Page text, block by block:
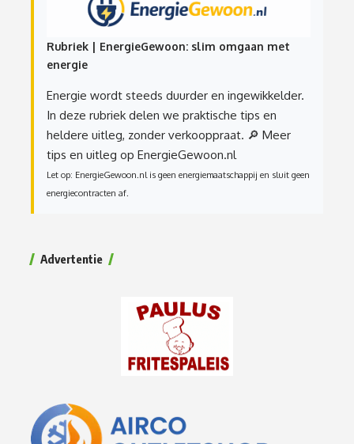
Rubriek | EnergieGewoon: slim omgaan met
energie
Energie wordt steeds duurder en ingewikkelder.
In deze rubriek delen we praktische tips en
heldere uitleg, zonder verkooppraat. 🔎 Meer
tips en uitleg op EnergieGewoon.nl
Let op: EnergieGewoon.nl is geen energiemaatschappij en sluit geen
energiecontracten af.
Advertentie